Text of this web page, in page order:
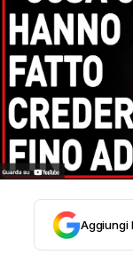
COMPLOTTI,
EVERGREEN
EDITORIALI
Aggiungi